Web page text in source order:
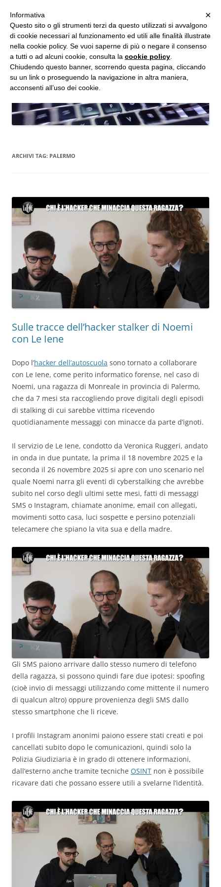
Vai
al
contenuto
Studio d'Informatica Forense
Perizie Informatiche Forensi, CTP e CTU in Processi Civili e Penali
ARCHIVI TAG: PALERMO
Sulle tracce dell’hacker stalker di Noemi
con Le Iene
Dopo l’hacker dell’autoscuola sono tornato a collaborare
con Le Iene, come perito informatico forense, nel caso di
Noemi, una ragazza di Monreale in provincia di Palermo,
che da 7 mesi sta raccogliendo prove digitali degli episodi
di stalking di cui sarebbe vittima ricevendo
quotidianamente messaggi con minacce da parte d’ignoti.
Il servizio de Le Iene, condotto da Veronica Ruggeri, andato
in onda in due puntate, la prima il 18 novembre 2025 e la
seconda il 26 novembre 2025 si apre con uno scenario nel
quale Noemi narra gli eventi di cyberstalking che avrebbe
subito nel corso degli ultimi sette mesi, fatti di messaggi
SMS o Instagram, chiamate anonime, email con allegati,
movimenti sotto casa, luci sospette e persino potenziali
telecamere che spiano la vita sua e della madre.
Gli SMS paiono arrivare dallo stesso numero di telefono
della ragazza, si possono quindi fare due ipotesi: spoofing
(cioè invio di messaggi utilizzando come mittente il numero
di qualcun altro) oppure provenienza degli SMS dallo
stesso smartphone che li riceve.
I profili Instagram anonimi paiono essere stati creati e poi
cancellati subito dopo le comunicazioni, quindi solo la
Polizia Giudiziaria è in grado di ottenere informazioni,
dall’esterno anche tramite tecniche OSINT non è possibile
ricavare dati che possano essere utili a svelarne l’identità.
MENU ×
Informativa
Questo sito o gli strumenti terzi da questo utilizzati si avvalgono
di cookie necessari al funzionamento ed utili alle finalità illustrate
nella cookie policy. Se vuoi saperne di più o negare il consenso
a tutti o ad alcuni cookie, consulta la cookie policy
Chiudendo questo banner, scorrendo questa pagina, cliccando
su un link o proseguendo la navigazione in altra maniera,
acconsenti all’uso dei cookie.